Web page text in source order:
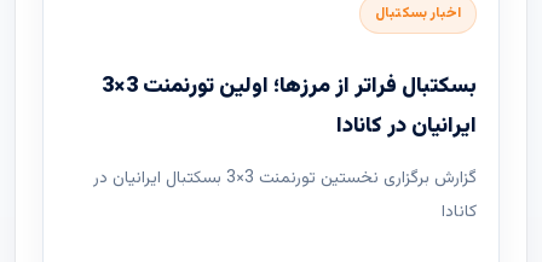
اخبار بسکتبال
بسکتبال فراتر از مرزها؛ اولین تورنمنت 3×3
ایرانیان در کانادا
گزارش برگزاری نخستین تورنمنت 3×3 بسکتبال ایرانیان در
کانادا